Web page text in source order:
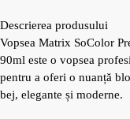
Descrierea produsului
Vopsea Matrix SoColor
90ml este o vopsea
pentru a oferi o nuanță
bej, elegante și moderne.